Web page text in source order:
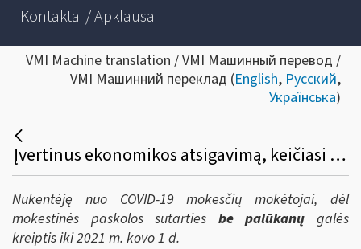
Kontaktai / Apklausa
VMI Machine translation / VMI Машинный перевод /
VMI Машинний переклад (English, Русский,
Українська)
Įvertinus ekonomikos atsigavimą, keičiasi mokestinių pagalbos priemonių taikymo terminai
Nukentėję nuo COVID-19 mokesčių mokėtojai, dėl
mokestinės paskolos sutarties be palūkanų galės
kreiptis iki 2021 m. kovo 1 d.